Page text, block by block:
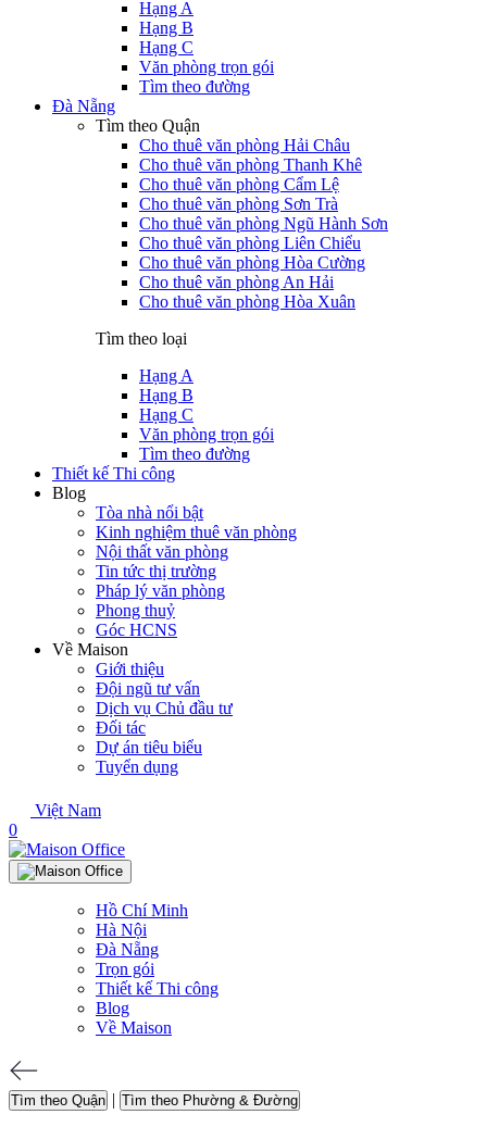
Hạng A
Hạng B
Hạng C
Văn phòng trọn gói
Tìm theo đường
Đà Nẵng
Tìm theo Quận
Cho thuê văn phòng Hải Châu
Cho thuê văn phòng Thanh Khê
Cho thuê văn phòng Cẩm Lệ
Cho thuê văn phòng Sơn Trà
Cho thuê văn phòng Ngũ Hành Sơn
Cho thuê văn phòng Liên Chiểu
Cho thuê văn phòng Hòa Cường
Cho thuê văn phòng An Hải
Cho thuê văn phòng Hòa Xuân
Tìm theo loại
Hạng A
Hạng B
Hạng C
Văn phòng trọn gói
Tìm theo đường
Thiết kế Thi công
Blog
Tòa nhà nổi bật
Kinh nghiệm thuê văn phòng
Nội thất văn phòng
Tin tức thị trường
Pháp lý văn phòng
Phong thuỷ
Góc HCNS
Về Maison
Giới thiệu
Đội ngũ tư vấn
Dịch vụ Chủ đầu tư
Đối tác
Dự án tiêu biểu
Tuyển dụng
Việt Nam
0
Hồ Chí Minh
Hà Nội
Đà Nẵng
Trọn gói
Thiết kế Thi công
Blog
Về Maison
Tìm theo Quận | Tìm theo Phường & Đường